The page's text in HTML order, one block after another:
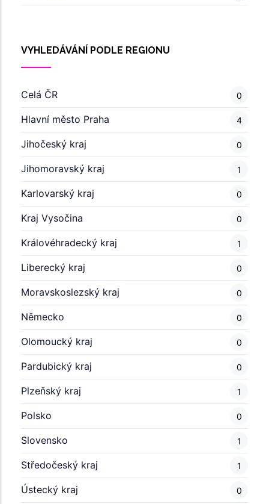
VYHLEDÁVÁNÍ PODLE REGIONU
Celá ČR 0
Hlavní město Praha 4
Jihočeský kraj 0
Jihomoravský kraj 1
Karlovarský kraj 0
Kraj Vysočina 0
Královéhradecký kraj 1
Liberecký kraj 0
Moravskoslezský kraj 0
Německo 0
Olomoucký kraj 0
Pardubický kraj 0
Plzeňský kraj 1
Polsko 0
Slovensko 1
Středočeský kraj 1
Ústecký kraj 0